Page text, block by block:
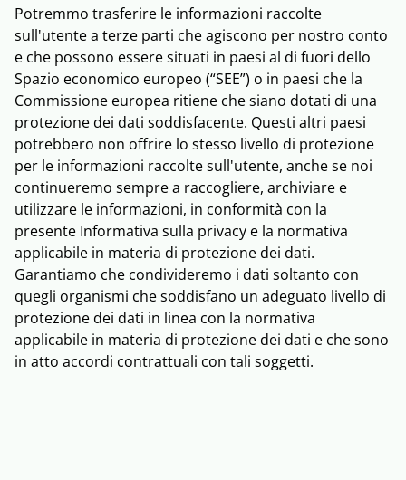
Potremmo trasferire le informazioni raccolte
sull'utente a terze parti che agiscono per nostro conto
e che possono essere situati in paesi al di fuori dello
Spazio economico europeo (“SEE”) o in paesi che la
Commissione europea ritiene che siano dotati di una
protezione dei dati soddisfacente. Questi altri paesi
potrebbero non offrire lo stesso livello di protezione
per le informazioni raccolte sull'utente, anche se noi
continueremo sempre a raccogliere, archiviare e
utilizzare le informazioni, in conformità con la
presente Informativa sulla privacy e la normativa
applicabile in materia di protezione dei dati.
Garantiamo che condivideremo i dati soltanto con
quegli organismi che soddisfano un adeguato livello di
protezione dei dati in linea con la normativa
applicabile in materia di protezione dei dati e che sono
in atto accordi contrattuali con tali soggetti.